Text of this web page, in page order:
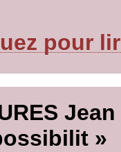
pour
Jean
»